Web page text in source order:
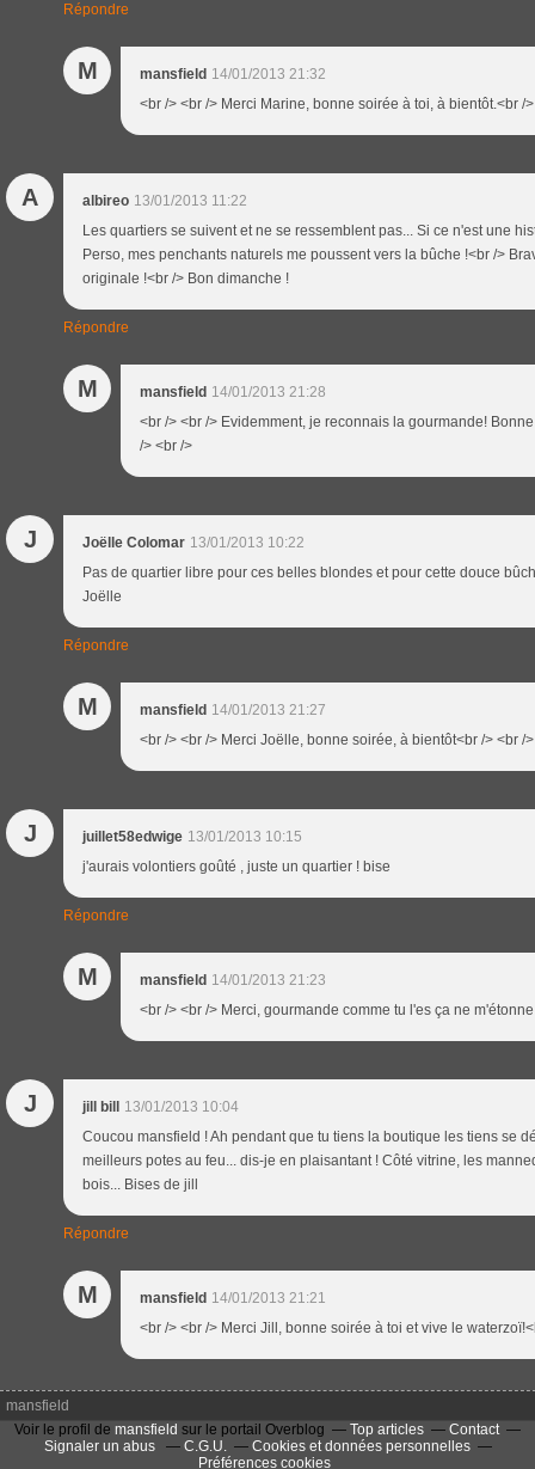
Répondre
M mansfield 14/01/2013 21:32
<br /> <br /> Merci Marine, bonne soirée à toi, à bientôt.<br /
A albireo 13/01/2013 11:22
Les quartiers se suivent et ne se ressemblent pas... Si ce n'est une
Perso, mes penchants naturels me poussent vers la bûche !<br />
originale !<br /> Bon dimanche !
Répondre
M mansfield 14/01/2013 21:28
<br /> <br /> Evidemment, je reconnais la gourmande!
/> <br />
J Joëlle Colomar 13/01/2013 10:22
Pas de quartier libre pour ces belles blondes et pour cette douce
Joëlle
Répondre
M mansfield 14/01/2013 21:27
<br /> <br /> Merci Joëlle, bonne soirée, à bientôt<br /> <br /
J juillet58edwige 13/01/2013 10:15
j'aurais volontiers goûté , juste un quartier ! bise
Répondre
M mansfield 14/01/2013 21:23
<br /> <br /> Merci, gourmande comme tu l'es ça ne
J jill bill
13/01/2013 10:04
Coucou mansfield ! Ah pendant que tu tiens la boutique les tiens se
meilleurs potes au feu... dis-je en plaisantant ! Côté vitrine, les
bois... Bises de jill
Répondre
M mansfield 14/01/2013 21:21
<br /> <br /> Merci Jill, bonne soirée à toi et vive le
mansfield
Voir le profil de mansfield sur le portail Overblog Top articles
Contact
Signaler un abus
C.G.U.
Cookies et données personnelles
Préférences cookies